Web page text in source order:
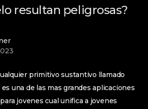
resultan peligrosas?
primitivo sustantivo llamado
una de las mas grandes aplicaciones
jovenes cual unifica a jovenes